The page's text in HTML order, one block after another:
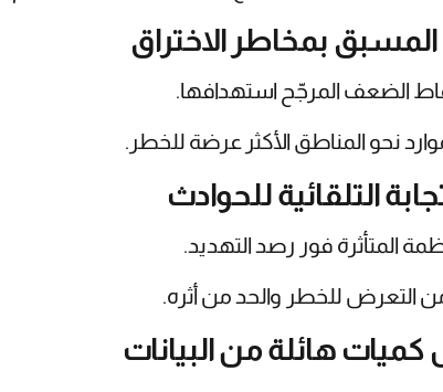
الضعف المرجّح استهدافها.
نحو المناطق الأكثر عرضة للخطر.
المتأثرة فور رصد التهديد.
التعرض للخطر والحد من أثره.